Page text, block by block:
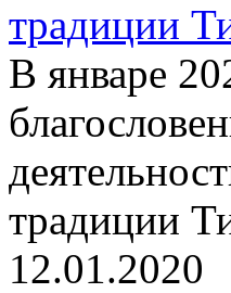
традиции
В январе
традиции
12.01.2020